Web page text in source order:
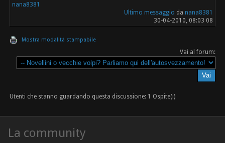
nana8381
Ultimo messaggio da nana8381
30-04-2010, 08:03 08
Mostra modalità stampabile
Vai al forum:
Utenti che stanno guardando questa discussione: 1 Ospite(i)
La community